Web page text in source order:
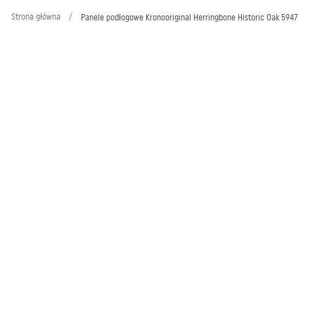
Strona główna / Panele podłogowe Kronooriginal Herringbone Historic Oak 5947